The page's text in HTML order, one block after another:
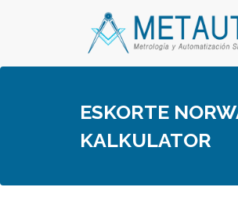
ESKORTE
KALKULATOR